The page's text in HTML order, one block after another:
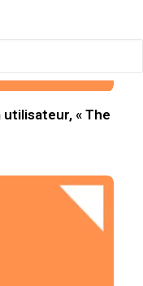
utilisateur, « The